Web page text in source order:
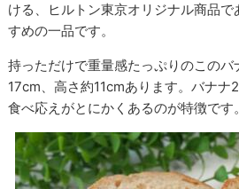
ける、ヒルトン東京オリジナル商品
すめの一品です。
持っただけで重量感たっぷりのこの
17cm、高さ約11cmあります。バナナ
食べ応えがとにかくあるのが特徴です。